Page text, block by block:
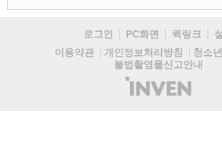
로그인 PC화면 퀵링크
이용약관
개인정보처리방침
청소
불법촬영물신고안내
(주)
인